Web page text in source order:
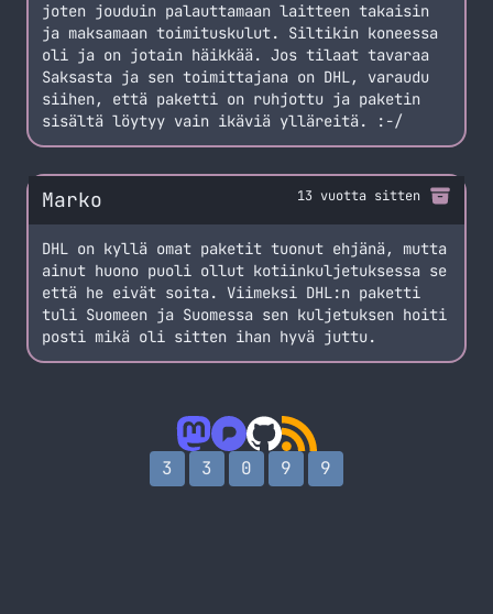
joten jouduin palauttamaan laitteen takaisin
ja maksamaan toimituskulut. Siltikin koneessa
oli ja on jotain häikkää. Jos tilaat tavaraa
Saksasta ja sen toimittajana on DHL, varaudu
siihen, että paketti on ruhjottu ja paketin
sisältä löytyy vain ikäviä ylläreitä. :-/
Marko 13 vuotta sitten
DHL on kyllä omat paketit tuonut ehjänä, mutta
ainut huono puoli ollut kotiinkuljetuksessa se
että he eivät soita. Viimeksi DHL:n paketti
tuli Suomeen ja Suomessa sen kuljetuksen hoiti
posti mikä oli sitten ihan hyvä juttu.
3 3 0 9 9